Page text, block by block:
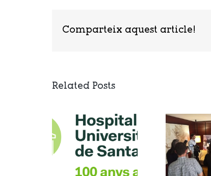
Comparteix aquest article!
Related Posts